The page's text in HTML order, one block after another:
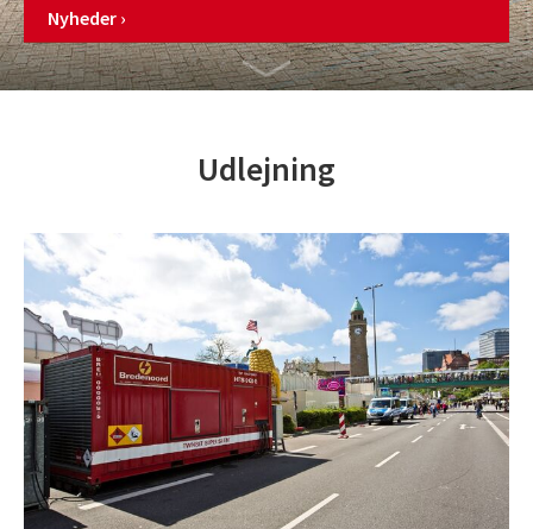
Nyheder
Udlejning